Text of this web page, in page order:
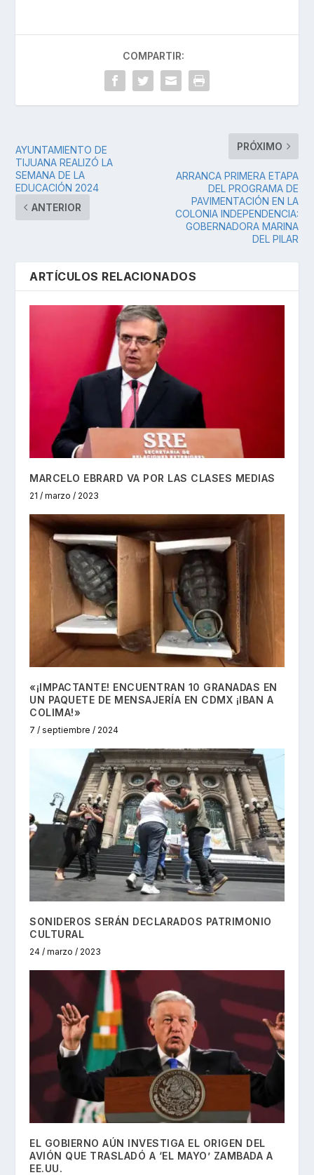
COMPARTIR:
AYUNTAMIENTO DE
TIJUANA REALIZÓ LA
SEMANA DE LA
EDUCACIÓN 2024
ANTERIOR
PRÓXIMO
ARRANCA PRIMERA ETAPA
DEL PROGRAMA DE
PAVIMENTACIÓN EN LA
COLONIA INDEPENDENCIA:
GOBERNADORA MARINA
DEL PILAR
ARTÍCULOS RELACIONADOS
MARCELO EBRARD VA POR LAS CLASES MEDIAS
21 / marzo / 2023
«¡IMPACTANTE! ENCUENTRAN 10 GRANADAS EN
UN PAQUETE DE MENSAJERÍA EN CDMX ¡IBAN A
COLIMA!»
7 / septiembre / 2024
SONIDEROS SERÁN DECLARADOS PATRIMONIO
CULTURAL
24 / marzo / 2023
EL GOBIERNO AÚN INVESTIGA EL ORIGEN DEL
AVIÓN QUE TRASLADÓ A ‘EL MAYO’ ZAMBADA A
EE.UU.